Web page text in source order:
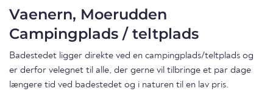
Vaenern, Moerudden
Campingplads / teltplads
Badestedet ligger direkte ved en campingplads/teltplads og
er derfor velegnet til alle, der gerne vil tilbringe et par dage
længere tid ved badestedet og i naturen til en lav pris.